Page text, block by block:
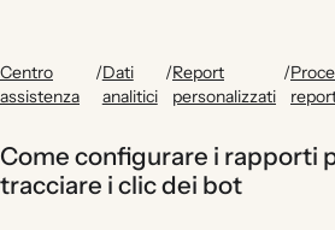
Centro
assistenza
/Dati
analitici
/Report
personalizzati
/
Come configurare i rapporti
tracciare i clic dei bot